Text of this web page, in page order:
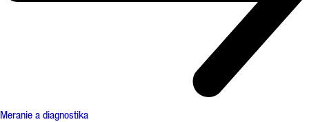
Meranie a diagnostika